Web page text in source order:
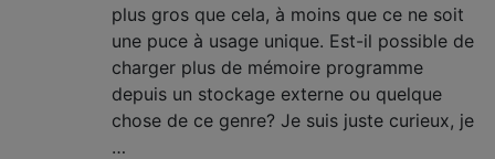
plus gros que cela, à moins que ce ne soit
une puce à usage unique. Est-il possible de
charger plus de mémoire programme
depuis un stockage externe ou quelque
chose de ce genre? Je suis juste curieux, je
…